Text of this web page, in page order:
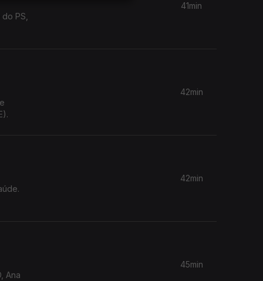
PS,
41min
42min
42min
Ana
45min